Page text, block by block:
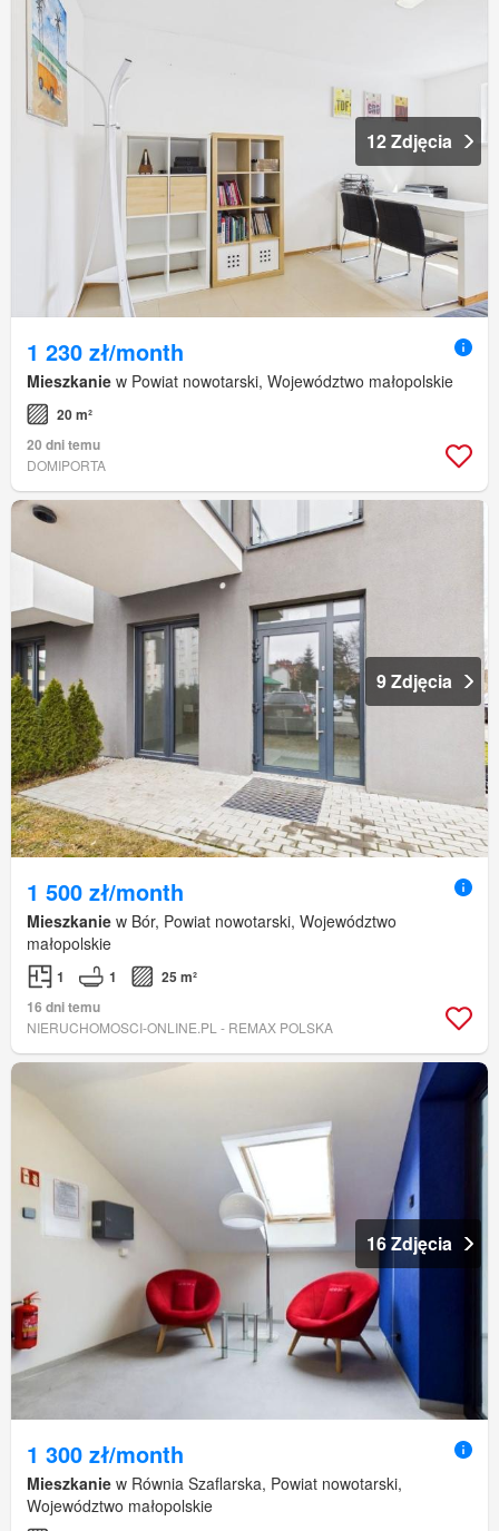
12 Zdjęcia
1 230 zł/month
Mieszkanie w Powiat nowotarski, Województwo małopolskie
20 m²
20 dni temu
DOMIPORTA
9 Zdjęcia
1 500 zł/month
Mieszkanie w Bór, Powiat nowotarski, Województwo
małopolskie
1 1
25 m²
16 dni temu
NIERUCHOMOSCI-ONLINE.PL - REMAX POLSKA
16 Zdjęcia
1 300 zł/month
Mieszkanie w Równia Szaflarska, Powiat nowotarski,
Województwo małopolskie